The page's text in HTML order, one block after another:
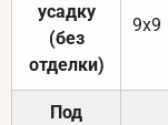
усадку
(без
отделки)
9х9
Под